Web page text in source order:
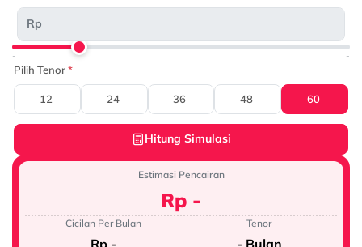
Rp
- -
Pilih Tenor*
12 24 36 48 60
Hitung Simulasi
Estimasi Pencairan
Rp -
Cicilan Per Bulan
Rp -
Tenor
- Bulan